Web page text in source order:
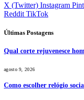
X (Twitter) Instagram
Reddit TikTok
Últimas Postagens
Qual corte rejuvenesce
agosto 9, 2026
Como escolher relógio